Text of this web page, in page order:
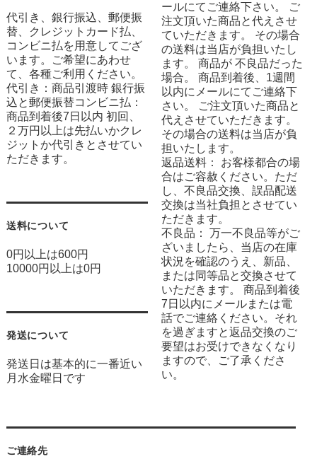
代引き、銀行振込、郵便振
替、クレジットカード払、
コンビニ払を用意してござ
います。ご希望にあわせ
て、各種ご利用ください。
代引き：商品引渡時 銀行振
込と郵便振替コンビニ払：
商品到着後7日以内 初回、
２万円以上は先払いかクレ
ジットか代引きとさせてい
ただきます。
送料について
0円以上は600円
10000円以上は0円
発送について
発送日は基本的に一番近い
月水金曜日です
ールにてご連絡下さい。 ご
注文頂いた商品と代えさせ
ていただきます。 その場合
の送料は当店が負担いたし
ます。 商品が 不良品だった
場合。 商品到着後、1週間
以内にメールにてご連絡下
さい。 ご注文頂いた商品と
代えさせていただきます。
その場合の送料は当店が負
担いたします。
返品送料： お客様都合の場
合はご容赦ください。ただ
し、不良品交換、誤品配送
交換は当社負担とさせてい
ただきます。
不良品： 万一不良品等がご
ざいましたら、当店の在庫
状況を確認のうえ、新品、
または同等品と交換させて
いただきます。 商品到着後
7日以内にメールまたは電
話でご連絡ください。それ
を過ぎますと返品交換のご
要望はお受けできなくなり
ますので、ご了承くださ
い。
ご連絡先